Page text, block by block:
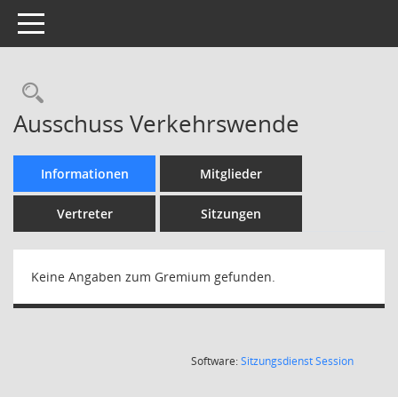
Toggle navigation
Rechercheauswahl
Ausschuss Verkehrswende
Informationen Mitglieder
Vertreter Sitzungen
Keine Angaben zum Gremium gefunden.
Software:SitzungsdienstSession(Wird in